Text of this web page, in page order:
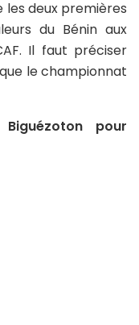
les deux premières
du Bénin aux
Il faut préciser
le championnat
pour